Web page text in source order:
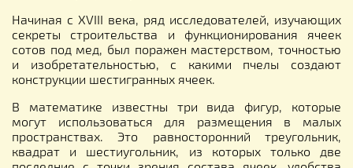
Начиная с XVIII века, ряд исследователей, изучающих
секреты строительства и функционирования ячеек
сотов под мед, был поражен мастерством, точностью
и изобретательностью, с какими пчелы создают
конструкции шестигранных ячеек.
В математике известны три вида фигур, которые
могут использоваться для размещения в малых
пространствах. Это равносторонний треугольник,
квадрат и шестиугольник, из которых только две